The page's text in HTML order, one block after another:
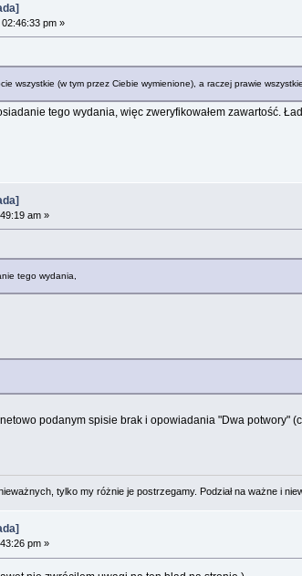
pm »
wszystkie (w tym przez Ciebie wymienione), a raczej prawie
tego wydania, więc zweryfikowałem zawartość.
am »
tego wydania,
podanym spisie brak i opowiadania "Dwa potwory"
tylko my różnie je postrzegamy. Podział na ważne i
pm »